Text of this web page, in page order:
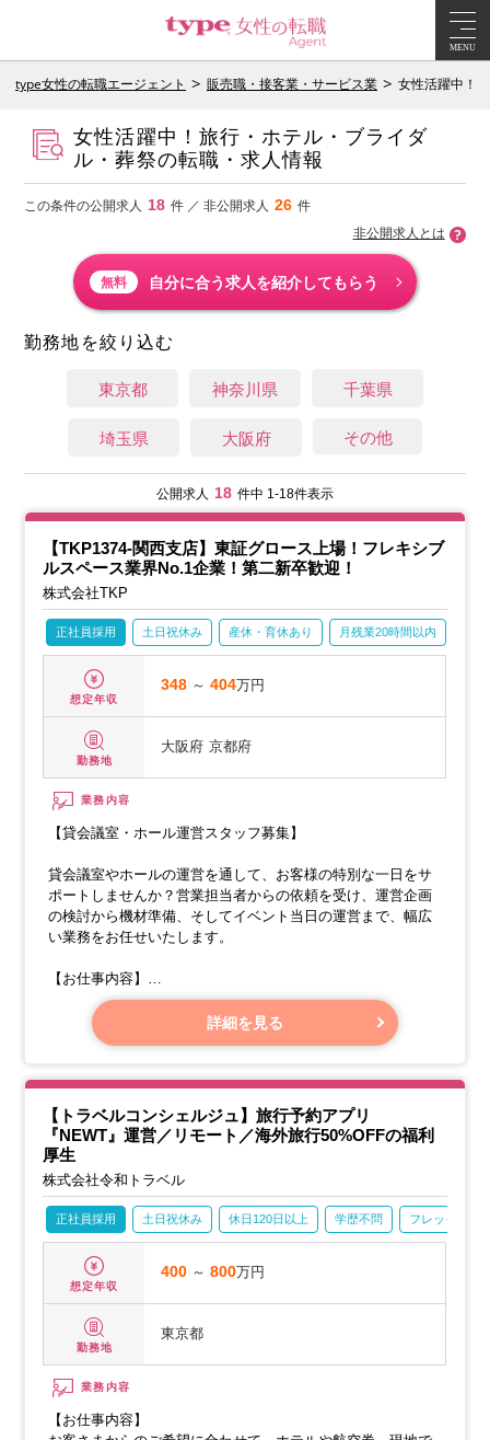
MENU
type女性の転職エージェント 販売職・接客業・サービス業 女性活躍中！
女性活躍中！旅行・ホテル・ブライダ
ル・葬祭の転職・求人情報
この条件の公開求人 18 件 ／ 非公開求人 26 件
非公開求人とは
無料 自分に合う求人を紹介してもらう
勤務地を絞り込む
東京都 神奈川県 千葉県
埼玉県 大阪府 その他
公開求人 18 件中 1-18件表示
【TKP1374-関西支店】東証グロース上場！フレキシブ
ルスペース業界No.1企業！第二新卒歓迎！
株式会社TKP
正社員採用 土日祝休み 産休・育休あり 月残業20時間以内
想定年収
348 ～404万円
勤務地
大阪府 京都府
業務内容
【貸会議室・ホール運営スタッフ募集】
貸会議室やホールの運営を通して、お客様の特別な一日をサ
ポートしませんか？営業担当者からの依頼を受け、運営企画
の検討から機材準備、そしてイベント当日の運営まで、幅広
い業務をお任せいたします。
【お仕事内容】
貸会議室をご利用になるお客様へのきめ細やかな対応をお願
いします。
詳細を見る
【トラベルコンシェルジュ】旅行予約アプリ
『NEWT』運営／リモート／海外旅行50%OFFの福利
厚生
株式会社令和トラベル
正社員採用 土日祝休み 休日120日以上 学歴不問 フレックス
想定年収
400 ～800万円
勤務地
東京都
業務内容
【お仕事内容】